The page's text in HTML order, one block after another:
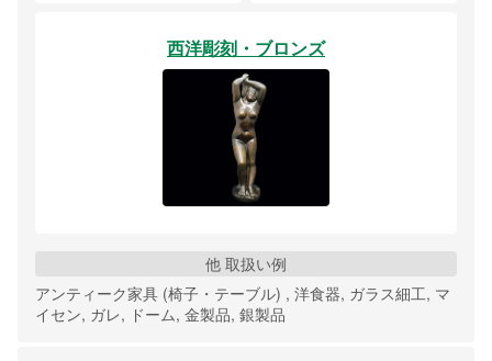
西洋彫刻・ブロンズ
他 取扱い例
アンティーク家具 (椅子・テーブル) , 洋食器, ガラス細工, マ
イセン, ガレ, ドーム, 金製品, 銀製品